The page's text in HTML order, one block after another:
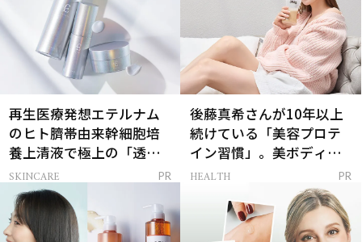
再生医療発想エテルナム
のヒト臍帯由来幹細胞培
養上清液で極上の「透明
感ハリ肌」へ
SKINCARE PR
後藤真希さんが10年以上
続けている「美容プロテ
イン習慣」。美ボディを
支える朝ルーティンと
HEALTH PR